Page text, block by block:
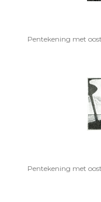
Pentekening met
Pentekening met